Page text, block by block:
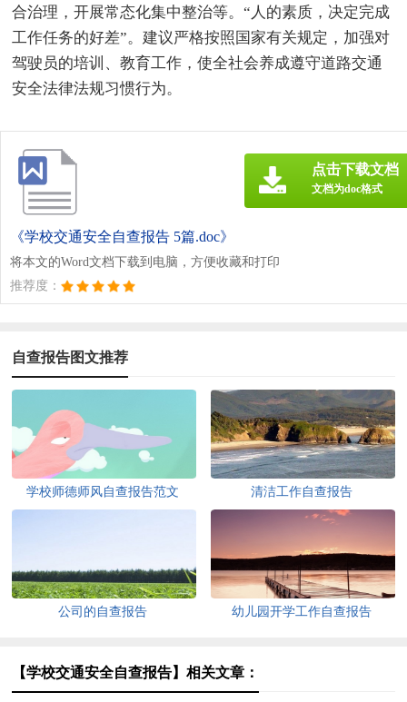
合治理，开展常态化集中整治等。“人的素质，决定完成
工作任务的好差”。建议严格按照国家有关规定，加强对
驾驶员的培训、教育工作，使全社会养成遵守道路交通
安全法律法规习惯行为。
《学校交通安全自查报告 5篇.doc》
将本文的Word文档下载到电脑，方便收藏和打印
推荐度：
点击下载文档
文档为doc格式
自查报告图文推荐
学校师德师风自查报告范文 清洁工作自查报告
公司的自查报告 幼儿园开学工作自查报告
【学校交通安全自查报告】相关文章：